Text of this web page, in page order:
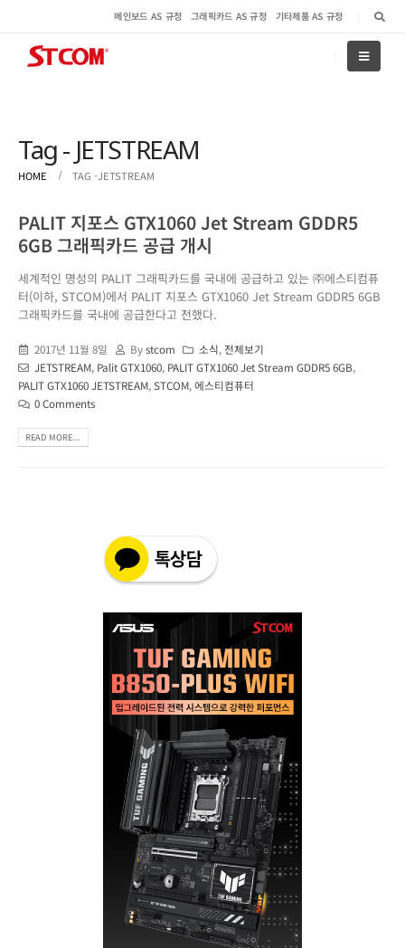
메인보드 AS 규정 그래픽카드 AS 규정 기타제품 AS 규정
Tag - JETSTREAM
HOME TAG -JETSTREAM
PALIT 지포스 GTX1060 Jet Stream GDDR5
6GB 그래픽카드 공급 개시
세계적인 명성의 PALIT 그래픽카드를 국내에 공급하고 있는 ㈜에스티컴퓨
터(이하, STCOM)에서 PALIT 지포스 GTX1060 Jet Stream GDDR5 6GB
그래픽카드를 국내에 공급한다고 전했다.
2017년 11월 8일 Bystcom 소식, 전체보기
JETSTREAM, Palit GTX1060, PALIT GTX1060 Jet Stream GDDR5 6GB,
PALIT GTX1060 JETSTREAM,STCOM,에스티컴퓨터
0 Comments
READ MORE...